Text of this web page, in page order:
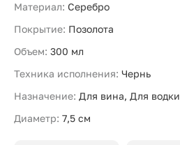
Материал: Серебро
Покрытие: Позолота
Объем: 300 мл
Техника исполнения: Чернь
Назначение: Для вина, Для водки
Диаметр: 7,5 см